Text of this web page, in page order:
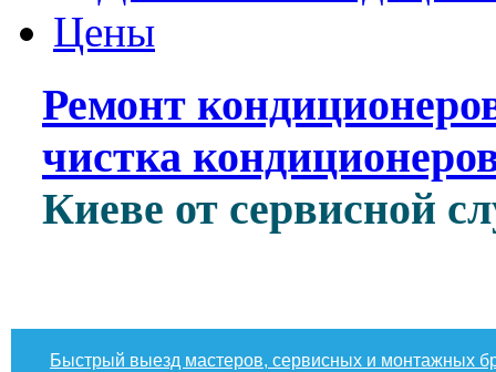
Цены
Ремонт
чистка
Киеве от сервисной
Быстрый выезд мастеров, сервисных и монтажных